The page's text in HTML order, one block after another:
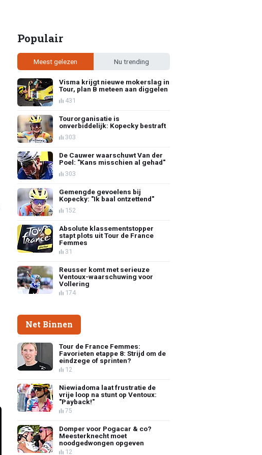
Populair
Meest gelezen Nu trending
Visma krijgt nieuwe mokerslag in
Tour, plan B meteen aan diggelen
431
Tourorganisatie is
onverbiddelijk: Kopecky bestraft
303
De Cauwer waarschuwt Van der
Poel: "Kans misschien al gehad"
303
Gemengde gevoelens bij
Kopecky: "Ik baal ontzettend"
152
Absolute klassementstopper
stapt plots uit Tour de France
Femmes
31
Reusser komt met serieuze
Ventoux-waarschuwing voor
Vollering
174
Net Binnen
Tour de France Femmes:
Favorieten etappe 8: Strijd om de
eindzege of sprinten?
12
Niewiadoma laat frustratie de
vrije loop na stunt op Ventoux:
"Payback!"
75
Domper voor Pogacar & co?
Meesterknecht moet
noodgedwongen opgeven
12